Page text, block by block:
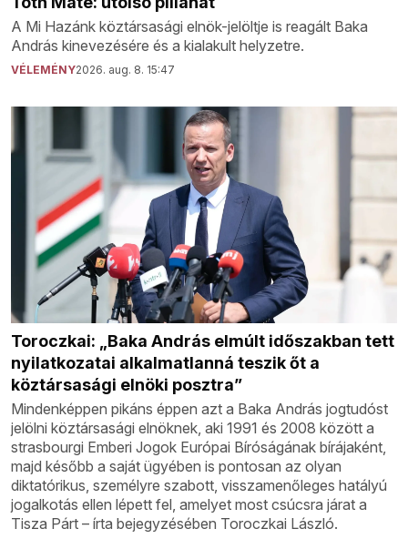
A Mi Hazánk köztársasági elnök-jelöltje is reagált Baka
András kinevezésére és a kialakult helyzetre.
VÉLEMÉNY2026. aug. 8. 15:47
Toroczkai: „Baka András elmúlt időszakban tett
nyilatkozatai alkalmatlanná teszik őt a
köztársasági elnöki posztra”
Mindenképpen pikáns éppen azt a Baka András jogtudóst
jelölni köztársasági elnöknek, aki 1991 és 2008 között a
strasbourgi Emberi Jogok Európai Bíróságának bírájaként,
majd később a saját ügyében is pontosan az olyan
diktatórikus, személyre szabott, visszamenőleges hatályú
jogalkotás ellen lépett fel, amelyet most csúcsra járat a
Tisza Párt – írta bejegyzésében Toroczkai László.